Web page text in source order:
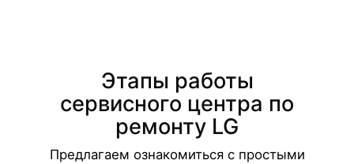
Этапы работы
сервисного центра по
ремонту LG
Предлагаем ознакомиться с простыми